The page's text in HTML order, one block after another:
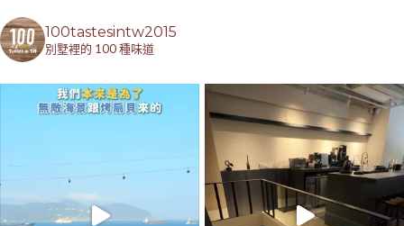
100tastesintw2015
別墅裡的 100 種味道